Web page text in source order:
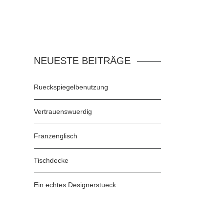
NEUESTE BEITRÄGE
Rueckspiegelbenutzung
Vertrauenswuerdig
Franzenglisch
Tischdecke
Ein echtes Designerstueck